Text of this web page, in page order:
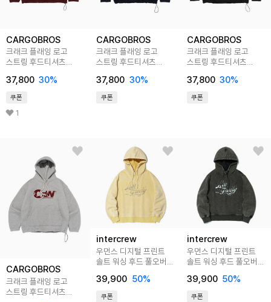
CARGOBROS
크래크 플래잉 로고
스트링 후드티셔츠
37,800 30%
쿠폰
1
CARGOBROS
크래크 플래잉 로고
스트링 후드티셔츠
37,800 30%
쿠폰
CARGOBROS
크래크 플래잉 로고
스트링 후드티셔츠
37,800 30%
쿠폰
CARGOBROS
크래크 플래잉 로고
스트링 후드티셔츠
intercrew
우먼스 디지털 프린트
솔트 워싱 후드 풀오버
39,900 50%
쿠폰
intercrew
우먼스 디지털 프린트
솔트 워싱 후드 풀오버
39,900 50%
쿠폰